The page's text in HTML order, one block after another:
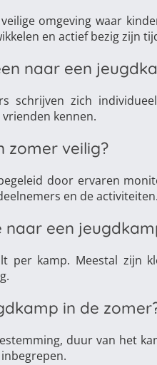
omgeving waar
en actief bezig zijn
naar een
schrijven zich
kennen.
zomer veilig?
door ervaren
en de activiteiten.
naar een
per kamp. Meestal zijn
in de
duur van het